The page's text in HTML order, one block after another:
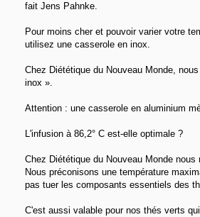
fait Jens Pahnke.
Pour moins cher et pouvoir varier votre
utilisez une casserole en inox.
Chez Diététique du Nouveau Monde,
inox ».
Attention : une casserole en aluminium
L'infusion à 86,2° C est-elle optimale ?
Chez Diététique du Nouveau Monde nous
Nous préconisons une température
pas tuer les composants essentiels des
C'est aussi valable pour nos thés verts